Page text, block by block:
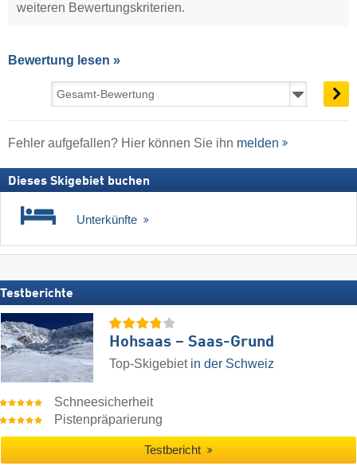
weiteren Bewertungskriterien.
Bewertung lesen »
Fehler aufgefallen? Hier können Sie ihn melden
Dieses Skigebiet buchen
Unterkünfte
Testberichte
Hohsaas – Saas-Grund
Top-Skigebiet in der Schweiz
Schneesicherheit
Pistenpräparierung
Testbericht